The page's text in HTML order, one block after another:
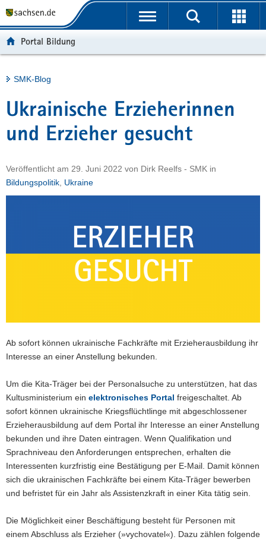
t
b
e
r
g
e
i
f
e
t
i
n
u
n
h
a
l
e
v
c
e
Portalübergreifende
Portal Bildung
Hauptinhalt
SMK-Blog
Ukrainische Erzieherinnen
und Erzieher gesucht
Veröffentlicht am 29. Juni 2022 von Dirk Reelfs - SMK in
Bildungspolitik Ukraine
Ab sofort können ukrainische Fachkräfte mit Erzieherausbildung ihr
Interesse an einer Anstellung bekunden.
Um die Kita-Träger bei der Personalsuche zu unterstützen, hat das
Kultusministerium ein elektronisches Portal freigeschaltet. Ab
sofort können ukrainische Kriegsflüchtlinge mit abgeschlossener
Erzieherausbildung auf dem Portal ihr Interesse an einer Anstellung
bekunden und ihre Daten eintragen. Wenn Qualifikation und
Sprachniveau den Anforderungen entsprechen, erhalten die
Interessenten kurzfristig eine Bestätigung per E-Mail. Damit können
sich die ukrainischen Fachkräfte bei einem Kita-Träger bewerben
und befristet für ein Jahr als Assistenzkraft in einer Kita tätig sein.
Die Möglichkeit einer Beschäftigung besteht für Personen mit
einem Abschluss als Erzieher (»vychovatel«). Dazu zählen folgende